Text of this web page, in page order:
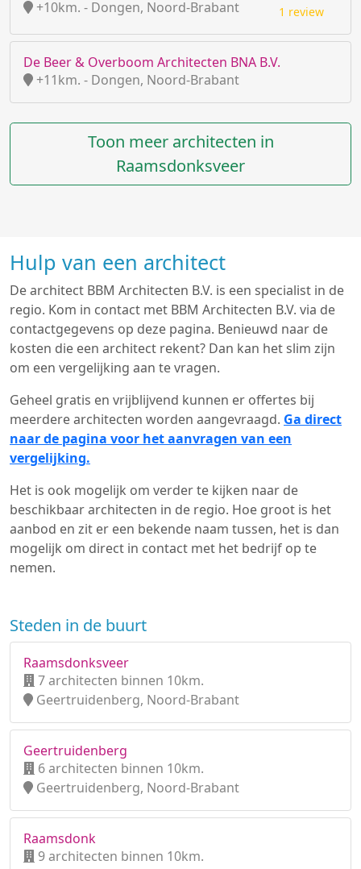
+10km. - Dongen, Noord-Brabant 1 review
De Beer & Overboom Architecten BNA B.V.
+11km. - Dongen, Noord-Brabant
Toon meer architecten in
Raamsdonksveer
Hulp van een architect
De architect BBM Architecten B.V. is een specialist in de
regio. Kom in contact met BBM Architecten B.V. via de
contactgegevens op deze pagina. Benieuwd naar de
kosten die een architect rekent? Dan kan het slim zijn
om een vergelijking aan te vragen.
Geheel gratis en vrijblijvend kunnen er offertes bij
meerdere architecten worden aangevraagd. Ga direct
naar de pagina voor het aanvragen van een
vergelijking.
Het is ook mogelijk om verder te kijken naar de
beschikbaar architecten in de regio. Hoe groot is het
aanbod en zit er een bekende naam tussen, het is dan
mogelijk om direct in contact met het bedrijf op te
nemen.
Steden in de buurt
Raamsdonksveer
7 architecten binnen 10km.
Geertruidenberg, Noord-Brabant
Geertruidenberg
6 architecten binnen 10km.
Geertruidenberg, Noord-Brabant
Raamsdonk
9 architecten binnen 10km.